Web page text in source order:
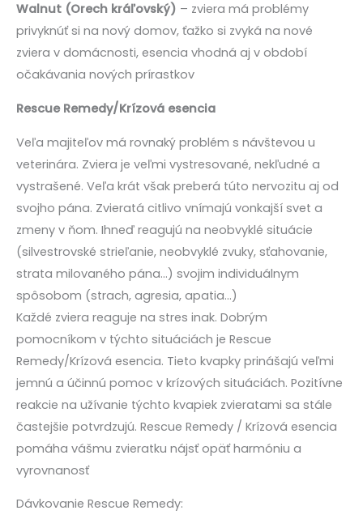
Walnut (Orech kráľovský) – zviera má problémy
privyknúť si na nový domov, ťažko si zvyká na nové
zviera v domácnosti, esencia vhodná aj v období
očakávania nových prírastkov
Rescue Remedy/Krízová esencia
Veľa majiteľov má rovnaký problém s návštevou u
veterinára. Zviera je veľmi vystresované, nekľudné a
vystrašené. Veľa krát však preberá túto nervozitu aj od
svojho pána. Zvieratá citlivo vnímajú vonkajší svet a
zmeny v ňom. Ihneď reagujú na neobvyklé situácie
(silvestrovské strieľanie, neobvyklé zvuky, sťahovanie,
strata milovaného pána…) svojim individuálnym
spôsobom (strach, agresia, apatia…)
Každé zviera reaguje na stres inak. Dobrým
pomocníkom v týchto situáciách je Rescue
Remedy/Krízová esencia. Tieto kvapky prinášajú veľmi
jemnú a účinnú pomoc v krízových situáciách. Pozitívne
reakcie na užívanie týchto kvapiek zvieratami sa stále
častejšie potvrdzujú. Rescue Remedy / Krízová esencia
pomáha vášmu zvieratku nájsť opäť harmóniu a
vyrovnanosť
Dávkovanie Rescue Remedy: